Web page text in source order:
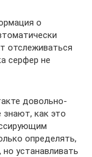
о
отслеживаться
серфер не
довольно-
как это
определять,
устанавливать